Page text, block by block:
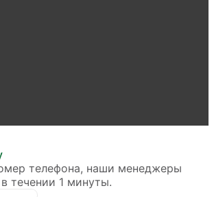
телефона, наши менеджеры
течении 1 минуты.